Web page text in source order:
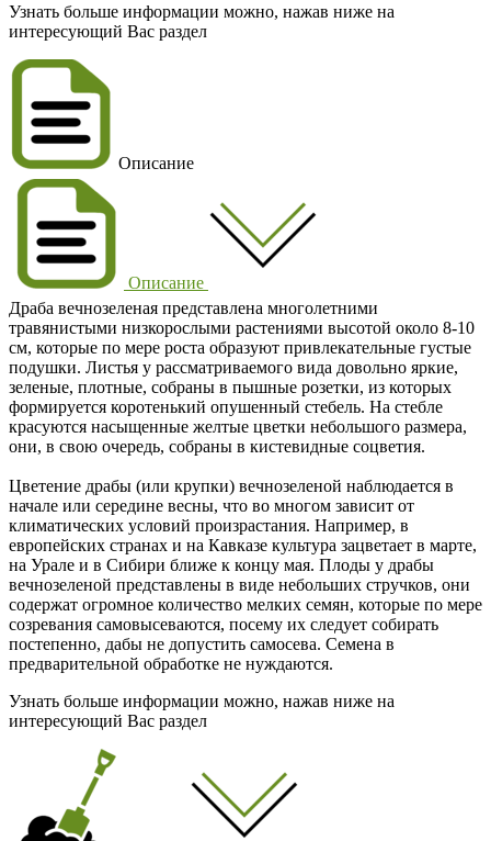
Узнать больше информации можно, нажав ниже на
интересующий Вас раздел
Описание
Описание
Драба вечнозеленая представлена многолетними
травянистыми низкорослыми растениями высотой около 8-10
см, которые по мере роста образуют привлекательные густые
подушки. Листья у рассматриваемого вида довольно яркие,
зеленые, плотные, собраны в пышные розетки, из которых
формируется коротенький опушенный стебель. На стебле
красуются насыщенные желтые цветки небольшого размера,
они, в свою очередь, собраны в кистевидные соцветия.
Цветение драбы (или крупки) вечнозеленой наблюдается в
начале или середине весны, что во многом зависит от
климатических условий произрастания. Например, в
европейских странах и на Кавказе культура зацветает в марте,
на Урале и в Сибири ближе к концу мая. Плоды у драбы
вечнозеленой представлены в виде небольших стручков, они
содержат огромное количество мелких семян, которые по мере
созревания самовысеваются, посему их следует собирать
постепенно, дабы не допустить самосева. Семена в
предварительной обработке не нуждаются.
Узнать больше информации можно, нажав ниже на
интересующий Вас раздел